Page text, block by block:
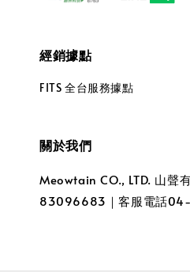
經銷據點
FITS 全台服務據點
關於我們
Meowtain CO., LTD. 山聲
83096683｜客服電話